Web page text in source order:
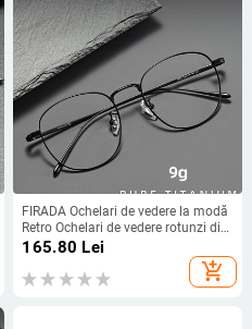
FIRADA Ochelari de vedere la modă
Retro Ochelari de vedere rotunzi din
titan pur Cadru de ochelari cu
prescripție de afaceri confortabili
pentru bărbați, femei 1052-C
165.80 Lei
add_shopping_cart